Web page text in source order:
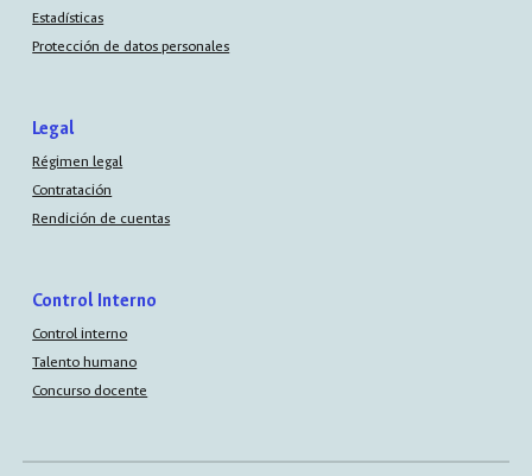
Estadísticas
Protección de datos personales
Legal
Régimen legal
Contratación
Rendición de cuentas
Control Interno
Control interno
Talento humano
Concurso docente